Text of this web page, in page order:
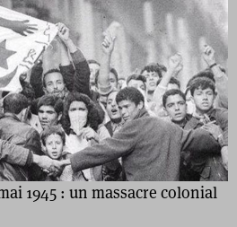
1945 : un massacre colonial